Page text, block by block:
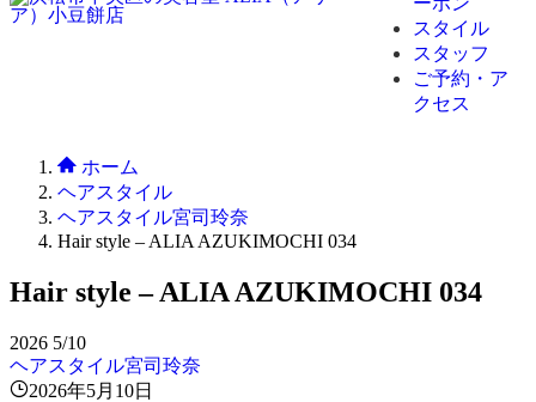
スタイル
スタッフ
ご予約・ア
クセス
ホーム
ヘアスタイル
ヘアスタイル宮司玲奈
Hair style – ALIA AZUKIMOCHI 034
Hair style – ALIA AZUKIMOCHI 034
2026 5/10
ヘアスタイル宮司玲奈
2026年5月10日